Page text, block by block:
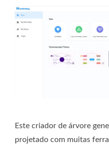
Este criador de árvore
projetado com muitas